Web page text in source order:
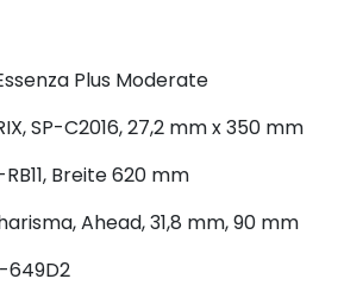
Plus Moderate
SP-C2016, 27,2 mm x 350 mm
RB11, Breite 620 mm
Ahead, 31,8 mm, 90 mm
649D2